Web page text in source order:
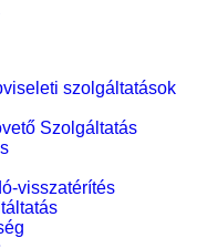
szolgáltatások
Szolgáltatás
visszatérítés